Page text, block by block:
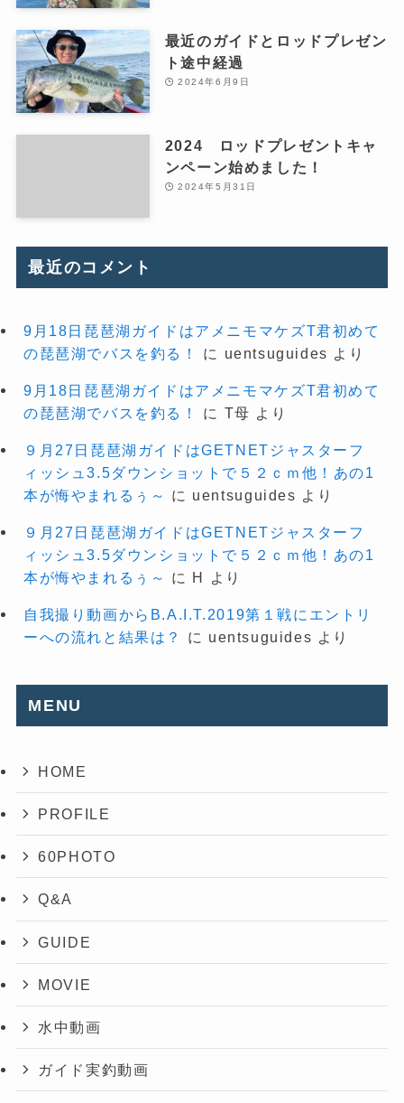
最近のガイドとロッドプレゼン
ト途中経過
2024年6月9日
2024 ロッドプレゼントキャ
ンペーン始めました！
2024年5月31日
最近のコメント
9月18日琵琶湖ガイドはアメニモマケズT君初めて
の琵琶湖でバスを釣る！
に uentsuguides より
9月18日琵琶湖ガイドはアメニモマケズT君初めて
の琵琶湖でバスを釣る！
に T母 より
９月27日琵琶湖ガイドはGETNETジャスターフ
ィッシュ3.5ダウンショットで５２ｃｍ他！あの1
本が悔やまれるぅ～
に uentsuguides より
９月27日琵琶湖ガイドはGETNETジャスターフ
ィッシュ3.5ダウンショットで５２ｃｍ他！あの1
本が悔やまれるぅ～
に H より
自我撮り動画からB.A.I.T.2019第１戦にエントリ
ーへの流れと結果は？
に uentsuguides より
MENU
HOME
PROFILE
60PHOTO
Q&A
GUIDE
MOVIE
水中動画
ガイド実釣動画